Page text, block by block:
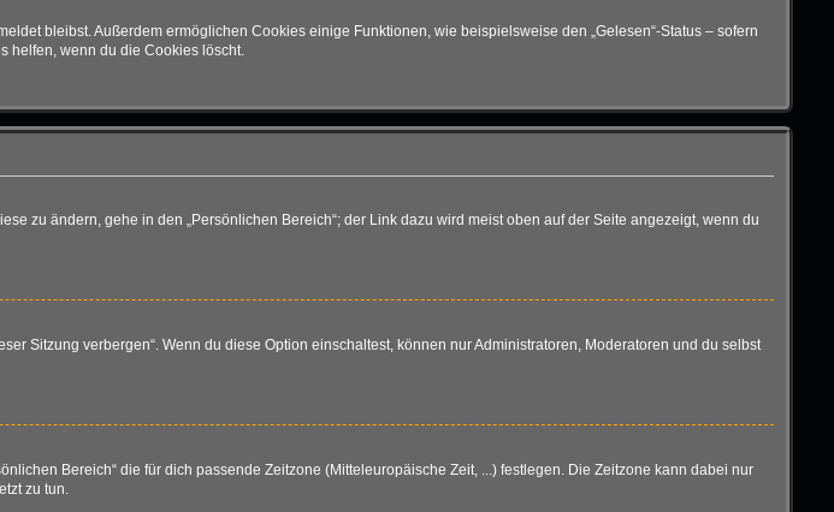
bleibst. Außerdem ermöglichen Cookies einige Funktionen, wie beispielsweise den „Gelesen“-Status – sofern
helfen, wenn du die Cookies löscht.
zu ändern, gehe in den „Persönlichen Bereich“; der Link dazu wird meist oben auf der Seite angezeigt, wenn du
Sitzung verbergen“. Wenn du diese Option einschaltest, können nur Administratoren, Moderatoren und du selbst
Bereich“ die für dich passende Zeitzone (Mitteleuropäische Zeit, ...) festlegen. Die Zeitzone kann dabei nur
zu tun.